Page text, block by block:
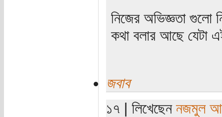
নিজের অভিজ্ঞতা গুলো
কথা বলার আছে যেটা
জবাব
১৭ | লিখেছেন নজমুল